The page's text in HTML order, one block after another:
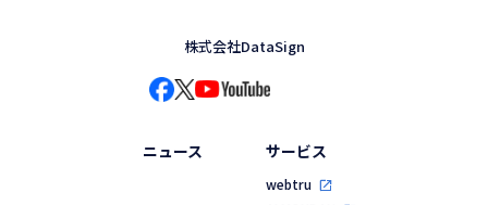
株式会社DataSign
ニュース サービス
webtru